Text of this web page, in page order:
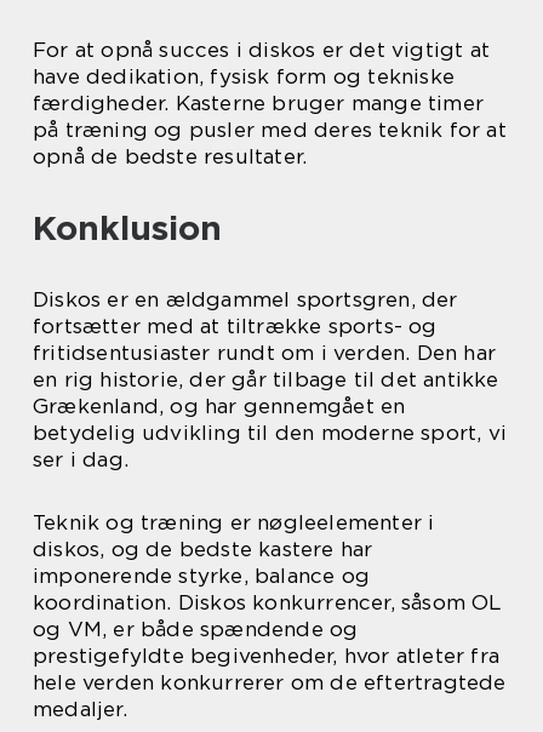
For at opnå succes i diskos er det vigtigt at
have dedikation, fysisk form og tekniske
færdigheder. Kasterne bruger mange timer
på træning og pusler med deres teknik for at
opnå de bedste resultater.
Konklusion
Diskos er en ældgammel sportsgren, der
fortsætter med at tiltrække sports- og
fritidsentusiaster rundt om i verden. Den har
en rig historie, der går tilbage til det antikke
Grækenland, og har gennemgået en
betydelig udvikling til den moderne sport, vi
ser i dag.
Teknik og træning er nøgleelementer i
diskos, og de bedste kastere har
imponerende styrke, balance og
koordination. Diskos konkurrencer, såsom OL
og VM, er både spændende og
prestigefyldte begivenheder, hvor atleter fra
hele verden konkurrerer om de eftertragtede
medaljer.